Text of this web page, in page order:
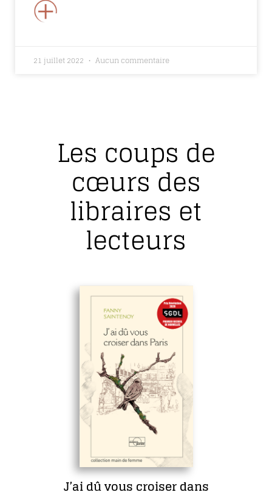
+
21 juillet 2022 Aucun commentaire
Les coups de
cœurs des
libraires et
lecteurs
J’ai dû vous croiser dans